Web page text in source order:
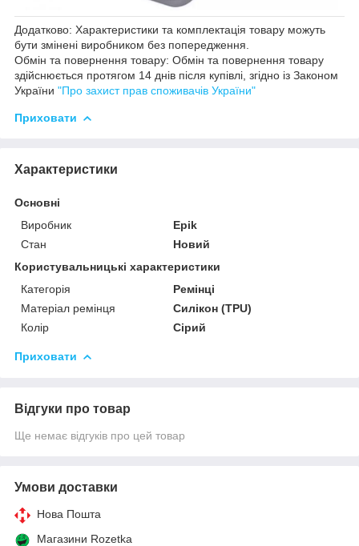
Додатково: Характеристики та комплектація товару можуть
бути змінені виробником без попередження.
Обмін та повернення товару: Обмін та повернення товару
здійснюється протягом 14 днів після купівлі, згідно із Законом
України "Про захист прав споживачів України"
Приховати
Характеристики
Основні
Виробник
Epik
Стан
Новий
Користувальницькі характеристики
Категорія
Ремінці
Матеріал ремінця
Силікон (TPU)
Колір
Сірий
Приховати
Відгуки про товар
Ще немає відгуків про цей товар
Умови доставки
Нова Пошта
Магазини Rozetka